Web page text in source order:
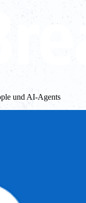
und AI-Agents